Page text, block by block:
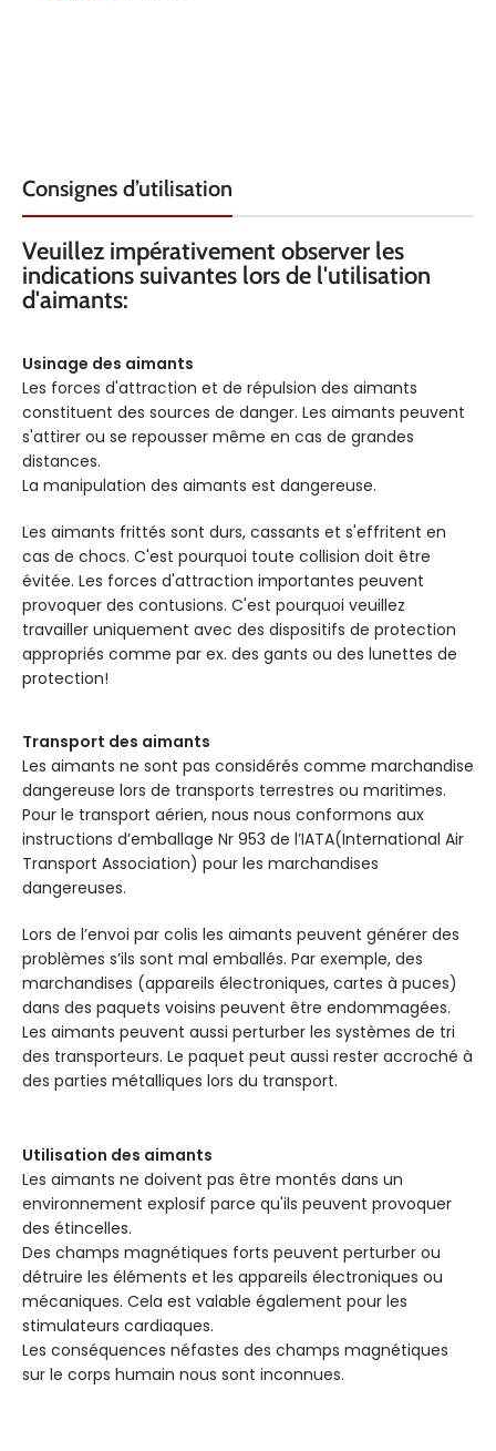
Consignes d’utilisation
Veuillez impérativement observer les
indications suivantes lors de l'utilisation
d'aimants:
Usinage des aimants
Les forces d'attraction et de répulsion des aimants
constituent des sources de danger. Les aimants peuvent
s'attirer ou se repousser même en cas de grandes
distances.
La manipulation des aimants est dangereuse.
Les aimants frittés sont durs, cassants et s'effritent en
cas de chocs. C'est pourquoi toute collision doit être
évitée. Les forces d'attraction importantes peuvent
provoquer des contusions. C'est pourquoi veuillez
travailler uniquement avec des dispositifs de protection
appropriés comme par ex. des gants ou des lunettes de
protection!
Transport des aimants
Les aimants ne sont pas considérés comme marchandise
dangereuse lors de transports terrestres ou maritimes.
Pour le transport aérien, nous nous conformons aux
instructions d’emballage Nr 953 de l’IATA(International Air
Transport Association) pour les marchandises
dangereuses.
Lors de l’envoi par colis les aimants peuvent générer des
problèmes s’ils sont mal emballés. Par exemple, des
marchandises (appareils électroniques, cartes à puces)
dans des paquets voisins peuvent être endommagées.
Les aimants peuvent aussi perturber les systèmes de tri
des transporteurs. Le paquet peut aussi rester accroché à
des parties métalliques lors du transport.
Utilisation des aimants
Les aimants ne doivent pas être montés dans un
environnement explosif parce qu'ils peuvent provoquer
des étincelles.
Des champs magnétiques forts peuvent perturber ou
détruire les éléments et les appareils électroniques ou
mécaniques. Cela est valable également pour les
stimulateurs cardiaques.
Les conséquences néfastes des champs magnétiques
sur le corps humain nous sont inconnues.